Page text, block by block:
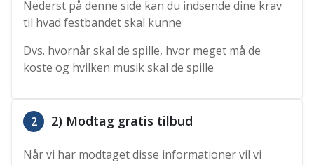
Nederst på denne side kan du indsende dine krav
til hvad festbandet skal kunne
Dvs. hvornår skal de spille, hvor meget må de
koste og hvilken musik skal de spille
2 2) Modtag gratis tilbud
Når vi har modtaget disse informationer vil vi